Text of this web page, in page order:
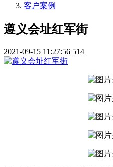
客户案例
遵义会址红军街
2021-09-15 11:27:56 514